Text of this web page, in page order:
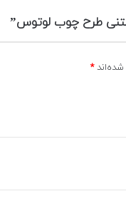
طرح چوب لوتوس”
شده‌اند*